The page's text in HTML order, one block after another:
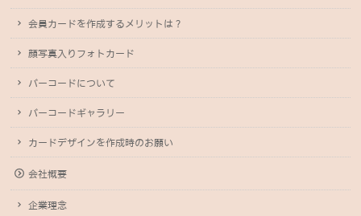
会員カードを作成するメリットは？
顔写真入りフォトカード
バーコードについて
バーコードギャラリー
カードデザインを作成時のお願い
会社概要
企業理念